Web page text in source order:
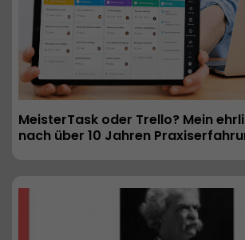
MeisterTask oder Trello? Mein
nach über 10 Jahren